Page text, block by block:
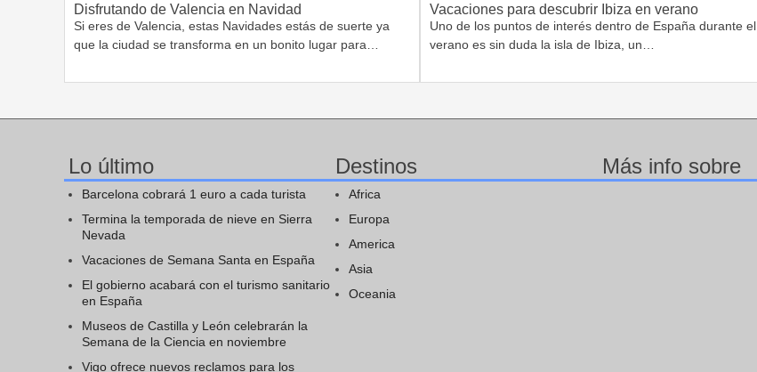
Disfrutando de Valencia en Navidad
Si eres de Valencia, estas Navidades estás de suerte ya
que la ciudad se transforma en un bonito lugar para…
Vacaciones para descubrir Ibiza en verano
Uno de los puntos de interés dentro de España durante el
verano es sin duda la isla de Ibiza, un…
Lo último
Barcelona cobrará 1 euro a cada turista
Termina la temporada de nieve en Sierra
Nevada
Vacaciones de Semana Santa en España
El gobierno acabará con el turismo sanitario
en España
Museos de Castilla y León celebrarán la
Semana de la Ciencia en noviembre
Vigo ofrece nuevos reclamos para los
Destinos
Africa
Europa
America
Asia
Oceania
Más info sobre